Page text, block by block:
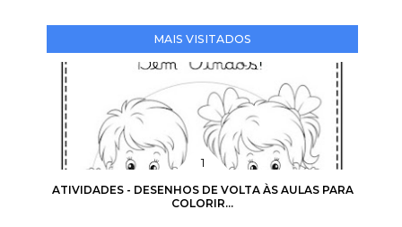
MAIS VISITADOS
ATIVIDADES - DESENHOS DE VOLTA ÀS AULAS PARA
COLORIR...